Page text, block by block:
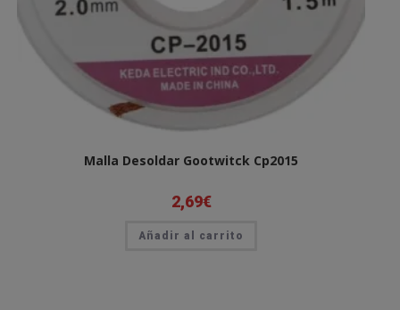
Malla Desoldar Gootwitck Cp2015
2,69€
Añadir al carrito